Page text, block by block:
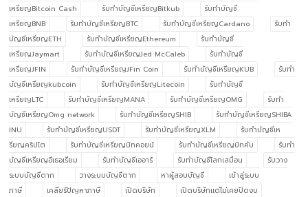
เหรียญBitcoin Cash
รับทำบัญชีเหรียญBitkub
รับทำบัญชี
เหรียญBNB
รับทำบัญชีเหรียญBTC รับทำบัญชีเหรียญCardano
รับทำ
บัญชีเหรียญETH
รับทำบัญชีเหรียญEthereum
รับทำบัญชี
เหรียญJaymart
รับทำบัญชีเหรียญJed McCaleb
รับทำบัญชี
เหรียญJFIN
รับทำบัญชีเหรียญJFin Coin รับทำบัญชีเหรียญKUB
รับทำ
บัญชีเหรียญkubcoin
รับทำบัญชีเหรียญLitecoin
รับทำบัญชี
เหรียญLTC
รับทำบัญชีเหรียญMANA รับทำบัญชีเหรียญOMG
รับทำ
บัญชีเหรียญOmg network
รับทำบัญชีเหรียญSHIB
รับทำบัญชีเหรียญSHIBA
INU
รับทำบัญชีเหรียญUSDT รับทำบัญชีเหรียญXLM
รับทำบัญชีเห
รียญคริปโต
รับทำบัญชีเหรียญบิทคอยน์ รับทำบัญชีเหรียญบิทคับ
รับทำ
บัญชีเหรียญอีเธอเรียม
รับทำบัญชีเออาร์ รับทำบัญชีโลกเสมือน
รับวาง
ระบบบัญชีตาก
วางระบบบัญชีตาก หาผู้สอบบัญชี
เข้าสู่ระบบ
ภาษี
เคลียร์ปัญหาภาษี เปิดบริษัท เปิดบริษัทแต่ไม่เคยปิดงบ